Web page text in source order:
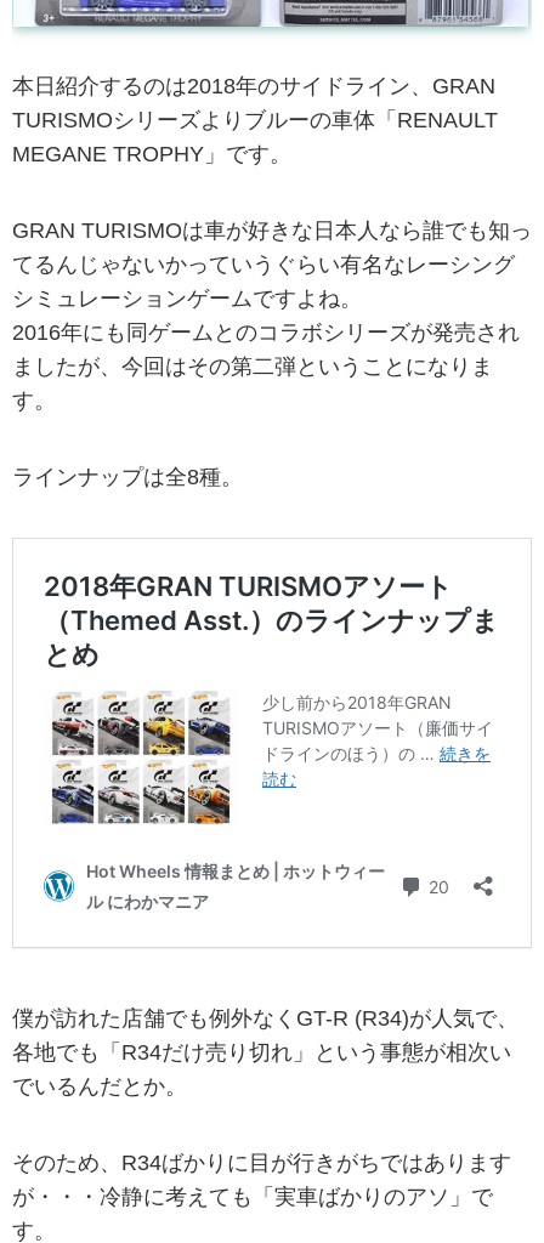
本日紹介するのは2018年のサイドライン、GRAN
TURISMOシリーズよりブルーの車体「RENAULT
MEGANE TROPHY」です。
GRAN TURISMOは車が好きな日本人なら誰でも知っ
てるんじゃないかっていうぐらい有名なレーシング
シミュレーションゲームですよね。
2016年にも同ゲームとのコラボシリーズが発売され
ましたが、今回はその第二弾ということになりま
す。
ラインナップは全8種。
僕が訪れた店舗でも例外なくGT-R (R34)が人気で、
各地でも「R34だけ売り切れ」という事態が相次い
でいるんだとか。
そのため、R34ばかりに目が行きがちではあります
が・・・冷静に考えても「実車ばかりのアソ」で
す。